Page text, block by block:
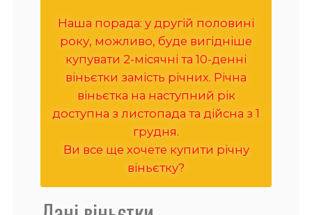
Наша порада: у другій половині
року, можливо, буде вигідніше
купувати 2-місячні та 10-денні
віньєтки замість річних. Річна
віньєтка на наступний рік
доступна з листопада та дійсна з 1
грудня.
Ви все ще хочете купити річну
віньєтку?